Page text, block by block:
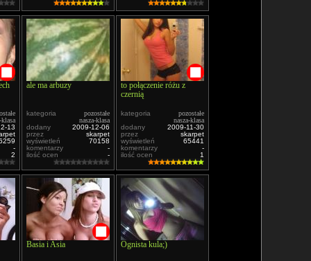
klasa
13
-
2
ale ma arbuzy
kategoria
pozostałe
nasza-klasa
dodany
2009-12-06
przez
skarpet
wyświetleń
70158
komentarzy
-
ilość ocen
-
to połączenie różu z
czernią
kategoria
pozostałe
nasza-klasa
dodany
2009-11-30
przez
skarpet
wyświetleń
65441
komentarzy
-
ilość ocen
1
Basia i Asia Ognista kula;)